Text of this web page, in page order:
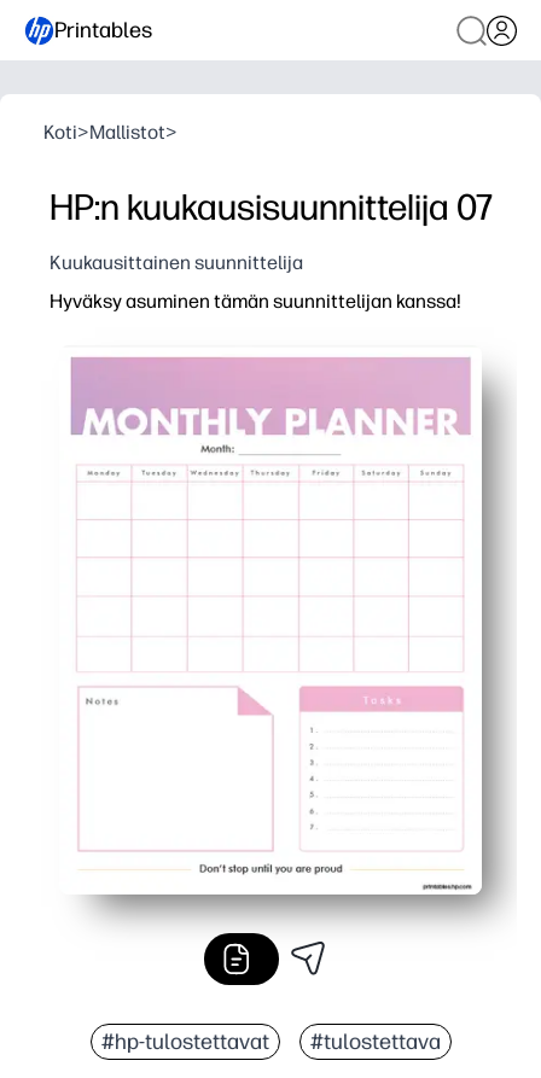
Printables
Koti>Mallistot>
HP:n kuukausisuunnittelija 07
Kuukausittainen suunnittelija
Hyväksy asuminen tämän suunnittelijan kanssa!
#hp-tulostettavat #tulostettava